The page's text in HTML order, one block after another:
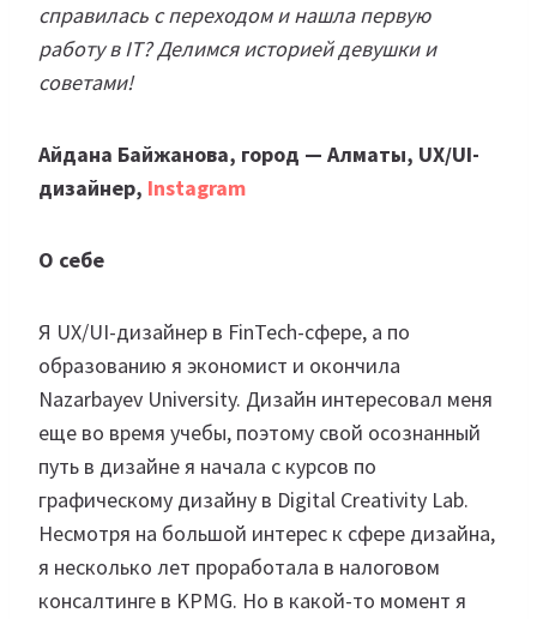
справилась с переходом и нашла первую
работу в IT? Делимся историей девушки и
советами!
Айдана Байжанова, город — Алматы, UX/UI-
дизайнер, Instagram
О себе
Я UX/UI-дизайнер в FinTech-сфере, а по
образованию я экономист и окончила
Nazarbayev University. Дизайн интересовал меня
еще во время учебы, поэтому свой осознанный
путь в дизайне я начала с курсов по
графическому дизайну в Digital Creativity Lab.
Несмотря на большой интерес к сфере дизайна,
я несколько лет проработала в налоговом
консалтинге в KPMG. Но в какой-то момент я